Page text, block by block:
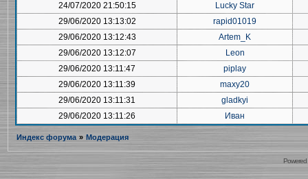
24/07/2020 21:50:15
Lucky Star
29/06/2020 13:13:02
rapid01019
29/06/2020 13:12:43
Artem_K
29/06/2020 13:12:07
Leon
29/06/2020 13:11:47
piplay
29/06/2020 13:11:39
maxy20
29/06/2020 13:11:31
gladkyi
29/06/2020 13:11:26
Иван
Индекс форума » Модерация